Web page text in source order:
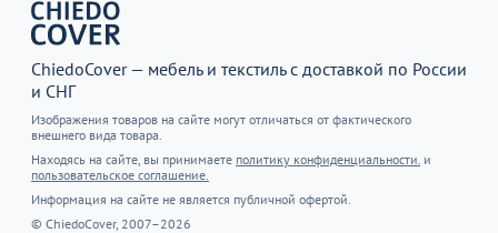
ChiedoCover — мебель и текстиль с доставкой по России
и СНГ
Изображения товаров на сайте могут отличаться от фактического
внешнего вида товара.
Находясь на сайте, вы принимаете политику конфиденциальности. и
пользовательское соглашение.
Информация на сайте не является публичной офертой.
© ChiedoCover, 2007–2026